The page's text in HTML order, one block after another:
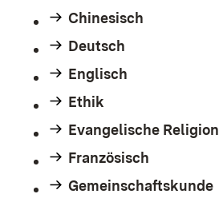
Chinesisch
Deutsch
Englisch
Ethik
Evangelische Religion
Französisch
Gemeinschaftskunde